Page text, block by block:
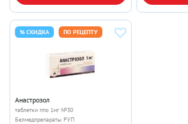
% СКИДКА ПО РЕЦЕПТУ
Анастрозол
таблетки ппо 1мг №30
Белмедпрепараты РУП